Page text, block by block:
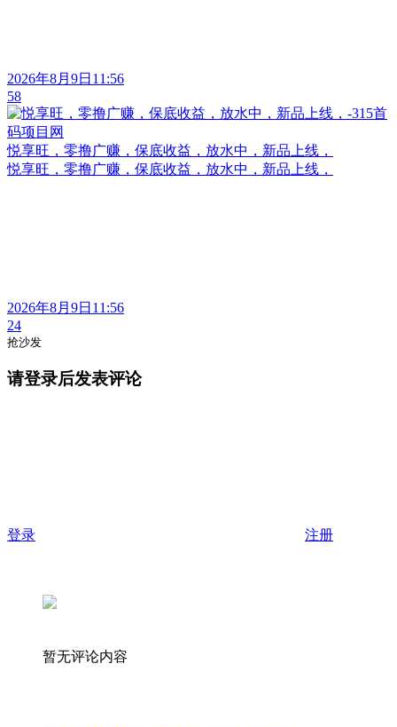
2026年8月9日11:56
58
悦享旺，零撸广赚，保底收益，放水中，新品上线，
悦享旺，零撸广赚，保底收益，放水中，新品上线，
2026年8月9日11:56
24
抢沙发
请登录后发表评论
登录 注册
暂无评论内容